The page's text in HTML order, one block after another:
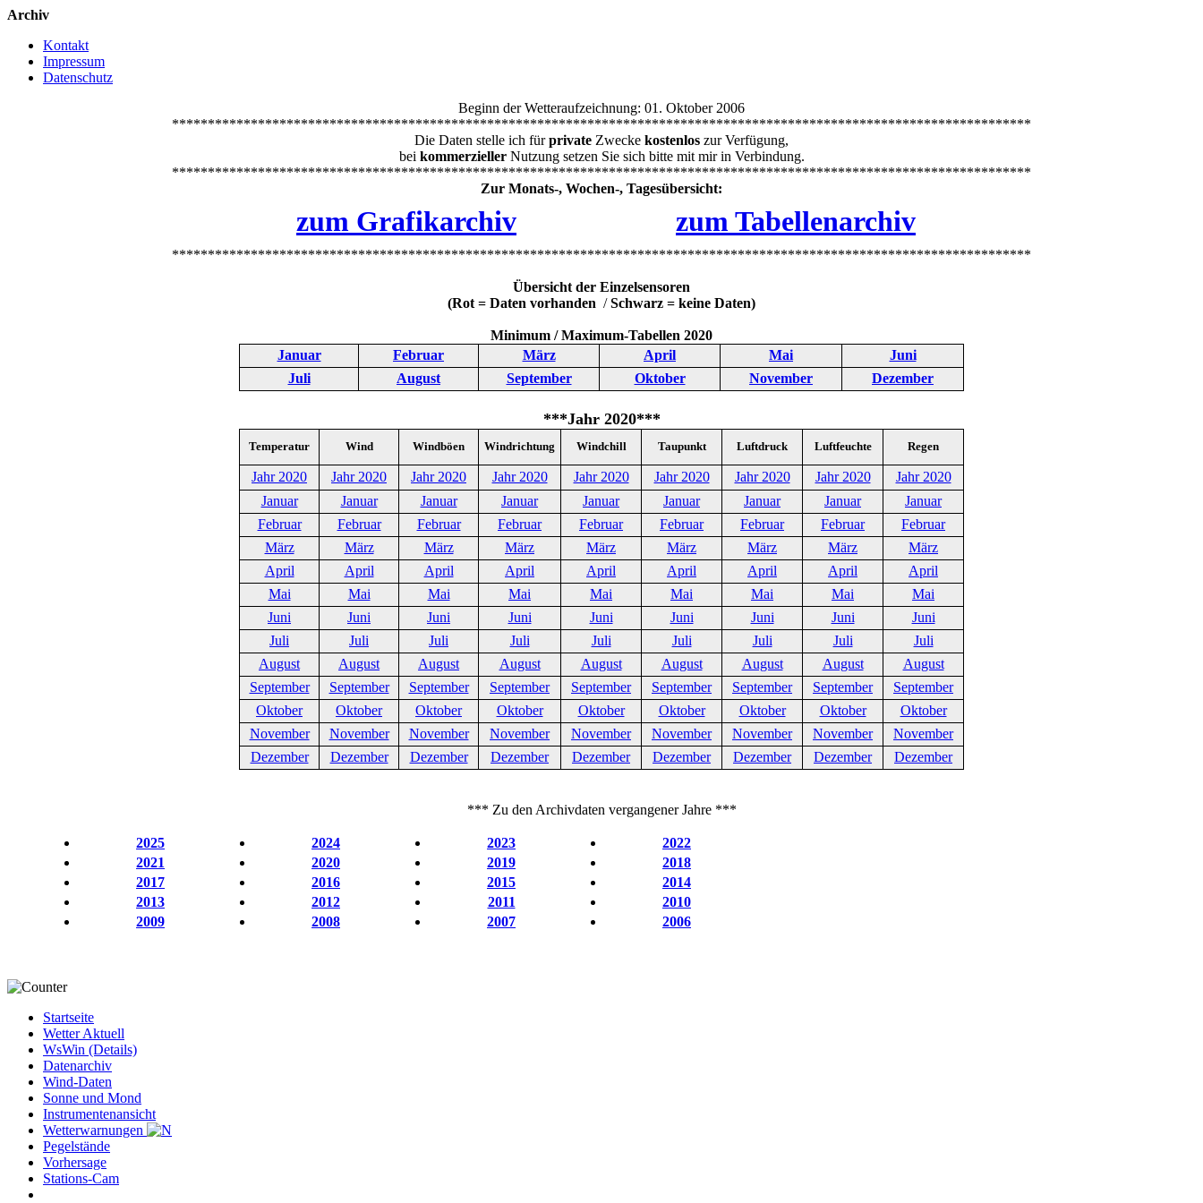
Archiv
Kontakt
Impressum
Datenschutz
Beginn der Wetteraufzeichnung: 01. Oktober 2006
************************************************************************************************************************
Die Daten stelle ich fürprivate Zwecke kostenlos zur Verfügung,
bei kommerziellerNutzung setzen Sie sich bitte mit mir in Verbindung.
************************************************************************************************************************
Zur Monats-, Wochen-, Tagesübersicht:
zum Grafikarchiv zum Tabellenarchiv
************************************************************************************************************************
Übersicht der Einzelsensoren
(Rot = Daten vorhanden /Schwarz = keine Daten)
Minimum / Maximum-Tabellen 2020
Januar
Februar März April Mai
Juni
Juli
August September Oktober November Dezember
***Jahr 2020***
Temperatur Wind Windböen Windrichtung Windchill Taupunkt Luftdruck Luftfeuchte Regen
Jahr 2020 Jahr 2020 Jahr 2020 Jahr 2020 Jahr 2020 Jahr 2020 Jahr 2020 Jahr 2020
Jahr 2020
Januar
Januar Januar Januar Januar Januar Januar Januar
Januar
Februar
Februar Februar Februar Februar Februar Februar Februar
Februar
März
März März März März März März März
März
April
April April April April April April April
April
Mai
Mai Mai Mai Mai Mai Mai Mai
Mai
Juni
Juni Juni Juni Juni Juni Juni Juni
Juni
Juli
Juli Juli Juli Juli Juli Juli Juli
Juli
August
August August August August August August August
August
September
September September September September September September September
September
Oktober
Oktober Oktober Oktober Oktober Oktober Oktober Oktober
Oktober
November
November November November November November November November
November
Dezember
Dezember Dezember Dezember Dezember Dezember Dezember Dezember Dezember
*** Zu den Archivdaten vergangener Jahre ***
2025 2024 2023
2022
2021
2020 2019
2018
2017
2016 2015
2014
2013
2012 2011
2010
2009
2008 2007 2006
Startseite
Wetter Aktuell
WsWin (Details)
Datenarchiv
Wind-Daten
Sonne und Mond
Instrumentenansicht
Wetterwarnungen
Pegelstände
Vorhersage
Stations-Cam